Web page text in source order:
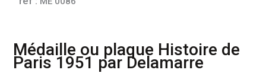
Médaille ou plaque Histoire de
Paris 1951 par Delamarre